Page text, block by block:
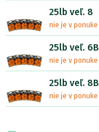
25lb veľ. 8
nie je v ponuke
25lb veľ. 6B
nie je v ponuke
25lb veľ. 8B
nie je v ponuke